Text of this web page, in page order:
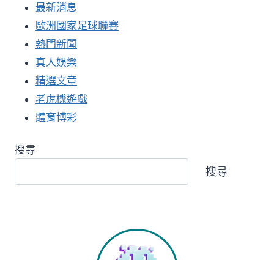
最新消息
歐洲國家足球聯賽
熱門新聞
真人娛樂
精選文章
老虎機遊戲
體育博彩
搜尋
搜尋